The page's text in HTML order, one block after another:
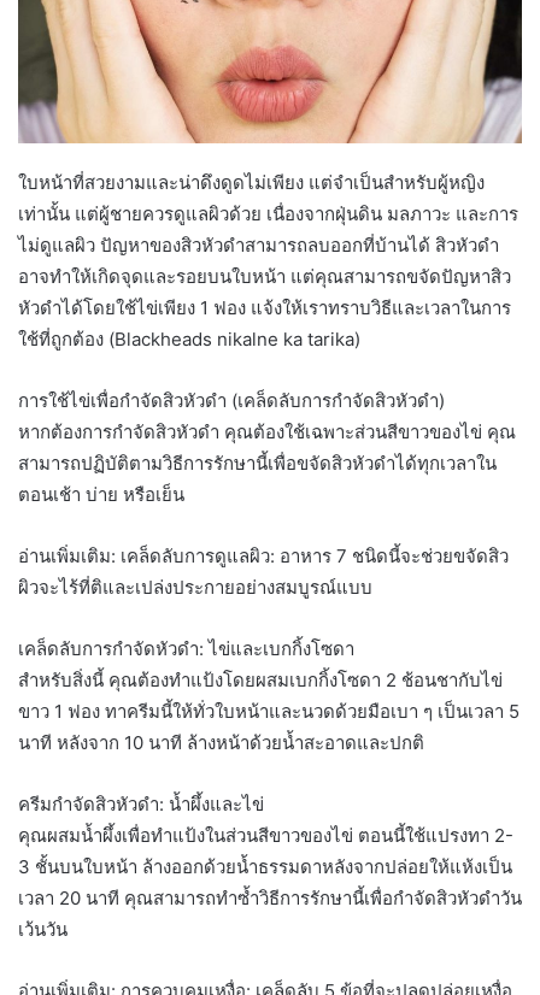
ใบหน้าที่สวยงามและน่าดึงดูดไม่เพียง แต่จำเป็นสำหรับผู้หญิง
เท่านั้น แต่ผู้ชายควรดูแลผิวด้วย เนื่องจากฝุ่นดิน มลภาวะ และการ
ไม่ดูแลผิว ปัญหาของสิวหัวดำสามารถลบออกที่บ้านได้ สิวหัวดำ
อาจทำให้เกิดจุดและรอยบนใบหน้า แต่คุณสามารถขจัดปัญหาสิว
หัวดำได้โดยใช้ไข่เพียง 1 ฟอง แจ้งให้เราทราบวิธีและเวลาในการ
ใช้ที่ถูกต้อง (Blackheads nikalne ka tarika)
การใช้ไข่เพื่อกำจัดสิวหัวดำ (เคล็ดลับการกำจัดสิวหัวดำ)
หากต้องการกำจัดสิวหัวดำ คุณต้องใช้เฉพาะส่วนสีขาวของไข่ คุณ
สามารถปฏิบัติตามวิธีการรักษานี้เพื่อขจัดสิวหัวดำได้ทุกเวลาใน
ตอนเช้า บ่าย หรือเย็น
อ่านเพิ่มเติม: เคล็ดลับการดูแลผิว: อาหาร 7 ชนิดนี้จะช่วยขจัดสิว
ผิวจะไร้ที่ติและเปล่งประกายอย่างสมบูรณ์แบบ
เคล็ดลับการกำจัดหัวดำ: ไข่และเบกกิ้งโซดา
สำหรับสิ่งนี้ คุณต้องทำแป้งโดยผสมเบกกิ้งโซดา 2 ช้อนชากับไข่
ขาว 1 ฟอง ทาครีมนี้ให้ทั่วใบหน้าและนวดด้วยมือเบา ๆ เป็นเวลา 5
นาที หลังจาก 10 นาที ล้างหน้าด้วยน้ำสะอาดและปกติ
ครีมกำจัดสิวหัวดำ: น้ำผึ้งและไข่
คุณผสมน้ำผึ้งเพื่อทำแป้งในส่วนสีขาวของไข่ ตอนนี้ใช้แปรงทา 2-
3 ชั้นบนใบหน้า ล้างออกด้วยน้ำธรรมดาหลังจากปล่อยให้แห้งเป็น
เวลา 20 นาที คุณสามารถทำซ้ำวิธีการรักษานี้เพื่อกำจัดสิวหัวดำวัน
เว้นวัน